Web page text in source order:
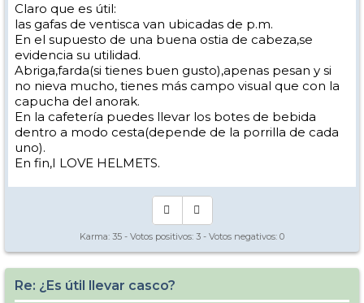
Claro que es útil:
las gafas de ventisca van ubicadas de p.m.
En el supuesto de una buena ostia de cabeza,se
evidencia su utilidad.
Abriga,farda(si tienes buen gusto),apenas pesan y si
no nieva mucho, tienes más campo visual que con la
capucha del anorak.
En la cafetería puedes llevar los botes de bebida
dentro a modo cesta(depende de la porrilla de cada
uno).
En fin,I LOVE HELMETS.
Karma: 35 - Votos positivos: 3 - Votos negativos: 0
Re: ¿Es útil llevar casco?